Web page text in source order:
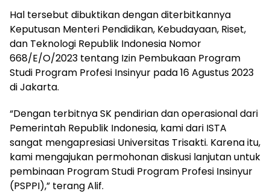
Hal tersebut dibuktikan dengan diterbitkannya
Keputusan Menteri Pendidikan, Kebudayaan, Riset,
dan Teknologi Republik Indonesia Nomor
668/E/O/2023 tentang Izin Pembukaan Program
Studi Program Profesi Insinyur pada 16 Agustus 2023
di Jakarta.
“Dengan terbitnya SK pendirian dan operasional dari
Pemerintah Republik Indonesia, kami dari ISTA
sangat mengapresiasi Universitas Trisakti. Karena itu,
kami mengajukan permohonan diskusi lanjutan untuk
pembinaan Program Studi Program Profesi Insinyur
(PSPPI),” terang Alif.